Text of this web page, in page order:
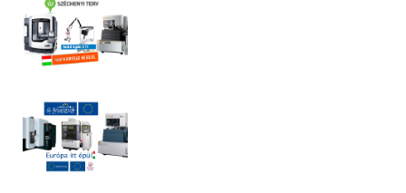
Technológiai
korszerűsítés
2005